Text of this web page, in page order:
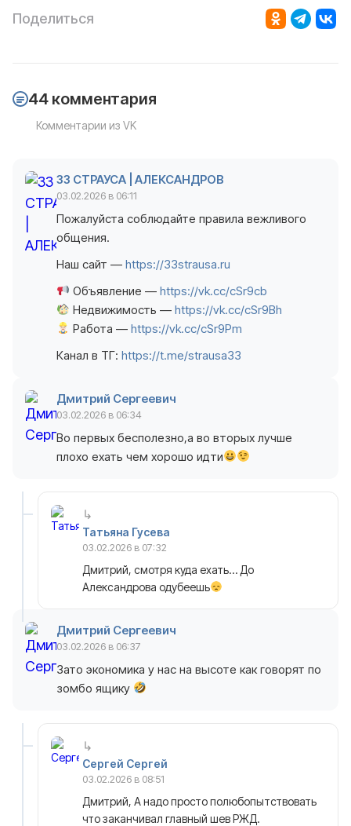
Поделиться
44 комментария
Комментарии из VK
33 СТРАУСА | АЛЕКСАНДРОВ
03.02.2026 в 06:11
Пожалуйста соблюдайте правила вежливого
общения.
Наш сайт — https://33strausa.ru
Объявление —https://vk.cc/cSr9cb
Недвижимость —https://vk.cc/cSr9Bh
Работа —https://vk.cc/cSr9Pm
Канал в ТГ: https://t.me/strausa33
Дмитрий Сергеевич
03.02.2026 в 06:34
Во первых бесполезно,а во вторых лучше
плохо ехать чем хорошо идти
Татьяна Гусева
03.02.2026 в 07:32
Дмитрий, смотря куда ехать… До
Александрова одубеешь
Дмитрий Сергеевич
03.02.2026 в 06:37
Зато экономика у нас на высоте как говорят по
зомбо ящику
Сергей Сергей
03.02.2026 в 08:51
Дмитрий, А надо просто полюбопытствовать
что заканчивал главный шев РЖД.